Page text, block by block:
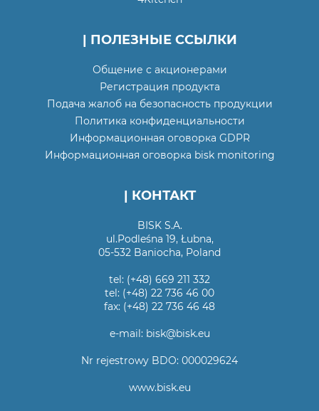
| ПОЛЕЗНЫЕ ССЫЛКИ
Общение с акционерами
Регистрация продукта
Подача жалоб на безопасность продукции
Политика конфиденциальности
Информационная оговорка GDPR
Информационная оговорка bisk monitoring
| КОНТАКТ
BISK S.A.
ul.Podleśna 19, Łubna,
05-532 Baniocha, Poland
tel: (+48) 669 211 332
tel: (+48) 22 736 46 00
fax: (+48) 22 736 46 48
e-mail: bisk@bisk.eu
Nr rejestrowy BDO: 000029624
www.bisk.eu